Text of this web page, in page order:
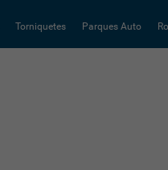
Torniquetes Parques Auto